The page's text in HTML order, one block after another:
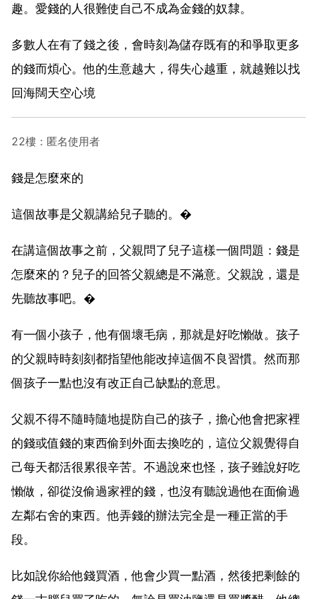
趣。愛錢的人很難使自己不成為金錢的奴隸。
多數人在有了錢之後，會時刻為儲存既有的和爭取更多
的錢而煩心。他的生意越大，得失心越重，就越難以找
回海闊天空心境
22樓：匿名使用者
錢是怎麼來的
這個故事是父親講給兒子聽的。�
在講這個故事之前，父親問了兒子這樣一個問題：錢是
怎麼來的？兒子的回答父親總是不滿意。父親說，還是
先聽故事吧。�
有一個小孩子，他有個壞毛病，那就是好吃懶做。孩子
的父親時時刻刻都指望他能改掉這個不良習慣。然而那
個孩子一點也沒有改正自己缺點的意思。
父親不得不隨時隨地提防自己的孩子，擔心他會把家裡
的錢或值錢的東西偷到外面去換吃的，這位父親覺得自
己每天都活很累很辛苦。不過說來也怪，孩子雖說好吃
懶做，卻從沒偷過家裡的錢，也沒有聽說過他在面偷過
左鄰右舍的東西。他弄錢的辦法完全是一種正當的手
段。
比如說你給他錢買酒，他會少買一點酒，然後把剩餘的